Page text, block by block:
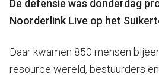
De defensie was donderdag
Noorderlink Live op het
Daar kwamen 850 mensen
resource wereld, bestuurders